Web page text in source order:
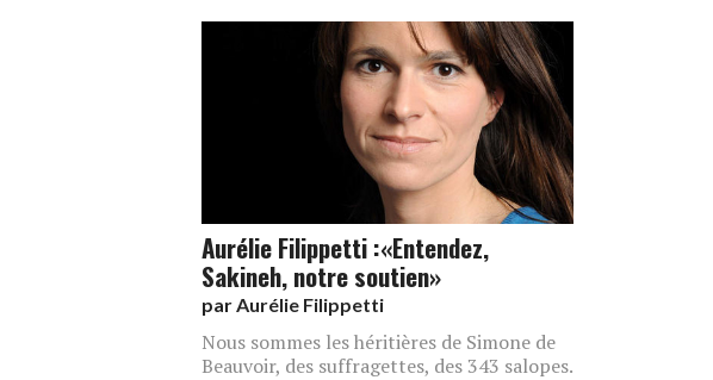
Aurélie Filippetti :«Entendez,
Sakineh, notre soutien»
par Aurélie Filippetti
Nous sommes les héritières de Simone de
Beauvoir, des suffragettes, des 343 salopes.